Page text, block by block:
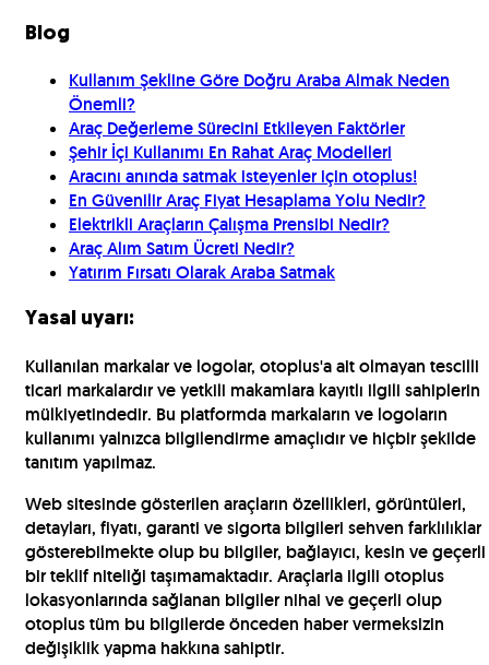
Blog
Kullanım Şekline Göre Doğru Araba Almak Neden
Önemli?
Araç Değerleme Sürecini Etkileyen Faktörler
Şehir İçi Kullanımı En Rahat Araç Modelleri
Aracını anında satmak isteyenler için otoplus!
En Güvenilir Araç Fiyat Hesaplama Yolu Nedir?
Elektrikli Araçların Çalışma Prensibi Nedir?
Araç Alım Satım Ücreti Nedir?
Yatırım Fırsatı Olarak Araba Satmak
Yasal uyarı:
Kullanılan markalar ve logolar, otoplus'a ait olmayan tescilli
ticari markalardır ve yetkili makamlara kayıtlı ilgili sahiplerin
mülkiyetindedir. Bu platformda markaların ve logoların
kullanımı yalnızca bilgilendirme amaçlıdır ve hiçbir şekilde
tanıtım yapılmaz.
Web sitesinde gösterilen araçların özellikleri, görüntüleri,
detayları, fiyatı, garanti ve sigorta bilgileri sehven farklılıklar
gösterebilmekte olup bu bilgiler, bağlayıcı, kesin ve geçerli
bir teklif niteliği taşımamaktadır. Araçlarla ilgili otoplus
lokasyonlarında sağlanan bilgiler nihai ve geçerli olup
otoplus tüm bu bilgilerde önceden haber vermeksizin
değişiklik yapma hakkına sahiptir.